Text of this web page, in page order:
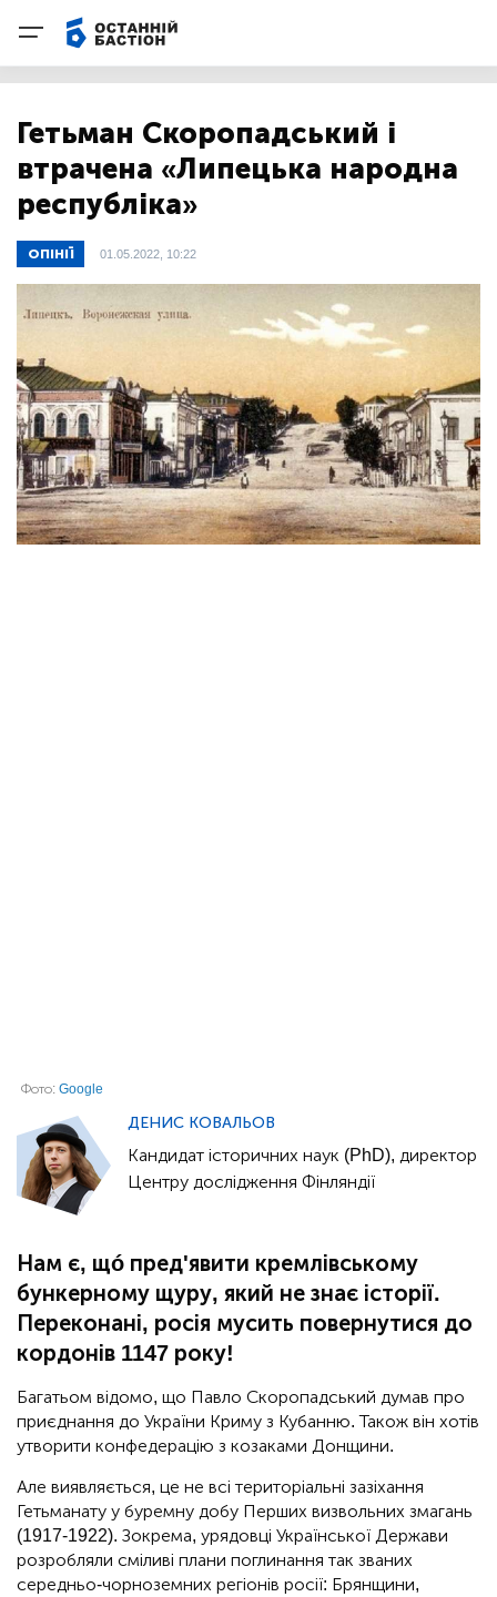
Гетьман Скоропадський і
втрачена «Липецька народна
республіка»
ОПІНІЇ 01.05.2022, 10:22
Фото: Google
Нам є, щó пред'явити кремлівському
бункерному щуру, який не знає історії.
Переконані, росія мусить повернутися до
кордонів 1147 року!
ДЕНИС КОВАЛЬОВ
Кандидат історичних наук (PhD), директор
Центру дослідження Фінляндії
Багатьом відомо, що Павло Скоропадський думав про
приєднання до України Криму з Кубанню. Також він хотів
утворити конфедерацію з козаками Донщини.
Але виявляється, це не всі територіальні зазіхання
Гетьманату у буремну добу Перших визвольних змагань
(1917-1922). Зокрема, урядовці Української Держави
розробляли сміливі плани поглинання так званих
середньо-чорноземних регіонів росії: Брянщини,